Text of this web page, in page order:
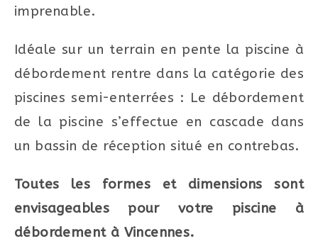
imprenable.
Idéale sur un terrain en pente la piscine à
débordement rentre dans la catégorie des
piscines semi-enterrées : Le débordement
de la piscine s’effectue en cascade dans
un bassin de réception situé en contrebas.
Toutes les formes et dimensions sont
envisageables pour votre piscine à
débordement à Vincennes.